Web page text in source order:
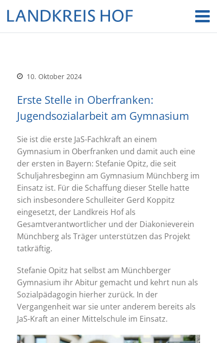
10. Oktober 2024
Erste Stelle in Oberfranken:
Jugendsozialarbeit am Gymnasium
Sie ist die erste JaS-Fachkraft an einem
Gymnasium in Oberfranken und damit auch eine
der ersten in Bayern: Stefanie Opitz, die seit
Schuljahresbeginn am Gymnasium Münchberg im
Einsatz ist. Für die Schaffung dieser Stelle hatte
sich insbesondere Schulleiter Gerd Koppitz
eingesetzt, der Landkreis Hof als
Gesamtverantwortlicher und der Diakonieverein
Münchberg als Träger unterstützen das Projekt
tatkräftig.
Stefanie Opitz hat selbst am Münchberger
Gymnasium ihr Abitur gemacht und kehrt nun als
Sozialpädagogin hierher zurück. In der
Vergangenheit war sie unter anderem bereits als
JaS-Kraft an einer Mittelschule im Einsatz.